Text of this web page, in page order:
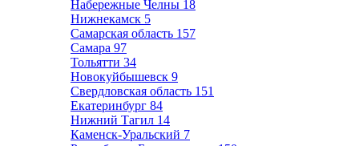
Набережные Челны 18
Нижнекамск 5
Самарская область 157
Самара 97
Тольятти 34
Новокуйбышевск 9
Свердловская область 151
Екатеринбург 84
Нижний Тагил 14
Каменск-Уральский 7